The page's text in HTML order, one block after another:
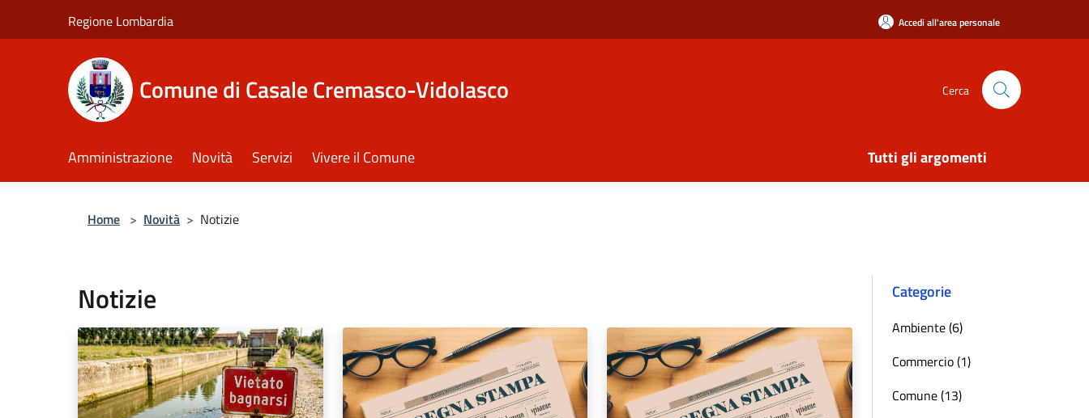
Regione Lombardia Accedi all'area personale
Comune di Casale Cremasco-Vidolasco Cerca
Amministrazione Novità Servizi Vivere il Comune Tutti gli argomenti
Home > Novità > Notizie
Notizie Categorie
Ambiente (6)
Commercio (1)
Comune (13)